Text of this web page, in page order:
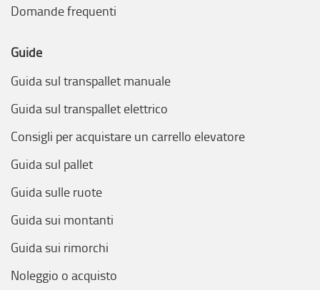
Domande frequenti
Guide
Guida sul transpallet manuale
Guida sul transpallet elettrico
Consigli per acquistare un carrello elevatore
Guida sul pallet
Guida sulle ruote
Guida sui montanti
Guida sui rimorchi
Noleggio o acquisto